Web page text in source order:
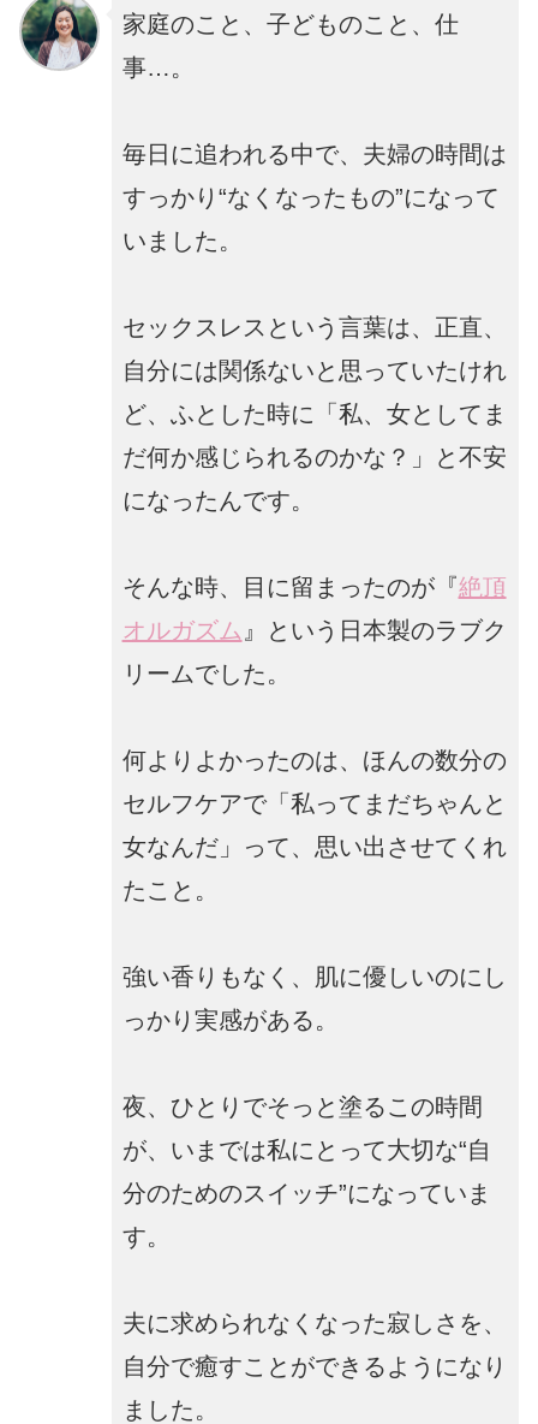
家庭のこと、子どものこと、仕
事…。
毎日に追われる中で、夫婦の時間は
すっかり“なくなったもの”になって
いました。
セックスレスという言葉は、正直、
自分には関係ないと思っていたけれ
ど、ふとした時に「私、女としてま
だ何か感じられるのかな？」と不安
になったんです。
そんな時、目に留まったのが『絶頂
オルガズム 』という日本製のラブク
リームでした。
何よりよかったのは、ほんの数分の
セルフケアで「私ってまだちゃんと
女なんだ」って、思い出させてくれ
たこと。
強い香りもなく、肌に優しいのにし
っかり実感がある。
夜、ひとりでそっと塗るこの時間
が、いまでは私にとって大切な“自
分のためのスイッチ”になっていま
す。
夫に求められなくなった寂しさを、
自分で癒すことができるようになり
ました。